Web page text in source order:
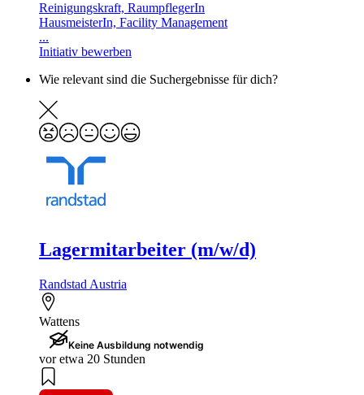
Reinigungskraft, RaumpflegerIn
HausmeisterIn, Facility Management
...
Initiativ bewerben
Wie relevant sind die Suchergebnisse für dich?
Lagermitarbeiter (m/w/d)
Randstad Austria
Wattens
Keine Ausbildung notwendig
vor etwa 20 Stunden